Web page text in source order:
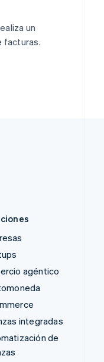
un
facturas.
agéntico
integradas
de